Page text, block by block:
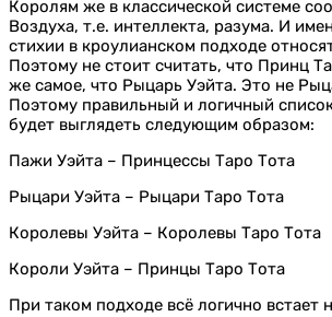
Королям же в классической системе
Воздуха, т.е. интеллекта, разума. И
стихии в кроулианском подходе
Поэтому не стоит считать, что Принц
же самое, что Рыцарь Уэйта. Это не
Поэтому правильный и логичный
будет выглядеть следующим образом:
Пажи Уэйта – Принцессы Таро Тота
Рыцари Уэйта – Рыцари Таро Тота
Королевы Уэйта – Королевы Таро Тота
Короли Уэйта – Принцы Таро Тота
При таком подходе всё логично встает